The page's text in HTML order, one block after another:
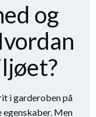
og
i garderoben på
Men